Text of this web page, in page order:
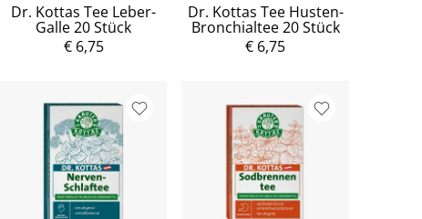
Dr. Kottas Tee Leber-
Galle 20 Stück
€ 6,75
Dr. Kottas Tee Husten-
Bronchialtee 20 Stück
€ 6,75